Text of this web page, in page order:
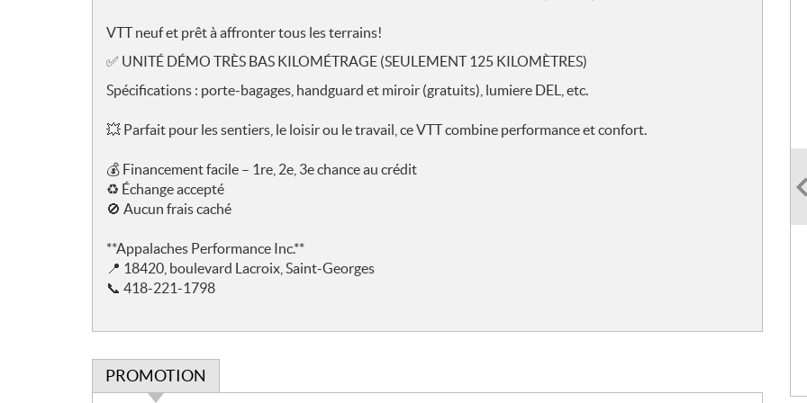
e
VTT neuf et prêt à affronter tous les terrains!
✅ UNITÉ DÉMO TRÈS BAS KILOMÉTRAGE (SEULEMENT 125 KILOMÈTRES)
Spécifications : porte-bagages, handguard et miroir (gratuits), lumiere DEL, etc.
💥 Parfait pour les sentiers, le loisir ou le travail, ce VTT combine performance et confort.
💰 Financement facile – 1re, 2e, 3e chance au crédit
♻️ Échange accepté
🚫 Aucun frais caché
**Appalaches Performance Inc.**
📍 18420, boulevard Lacroix, Saint-Georges
📞 418-221-1798
PROMOTION